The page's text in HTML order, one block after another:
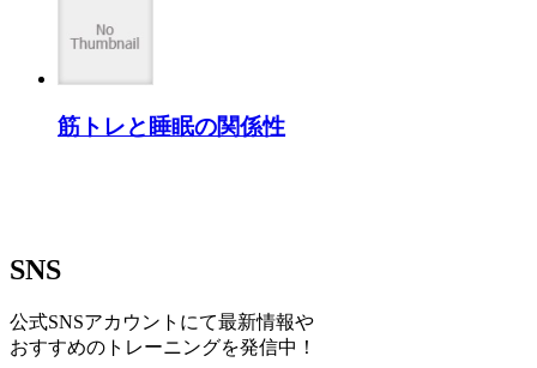
筋トレと睡眠の関係性
SNS
公式SNSアカウントにて最新情報や
おすすめのトレーニングを発信中！